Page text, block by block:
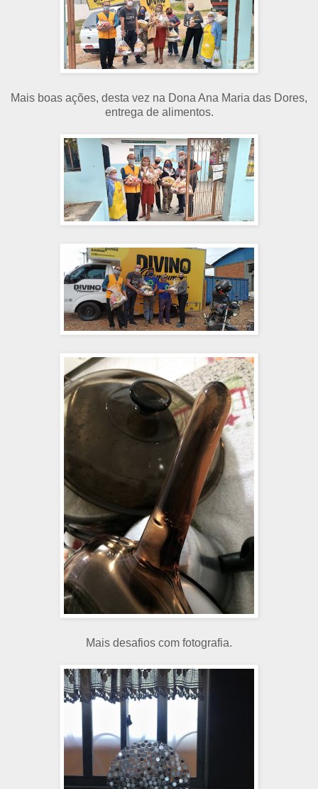
Mais boas ações, desta vez na Dona Ana Maria das Dores,
entrega de alimentos.
Mais desafios com fotografia.